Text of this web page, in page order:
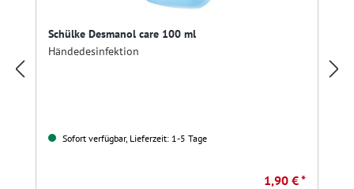
Schülke Desmanol care 100 ml
Händedesinfektion
Sofort verfügbar, Lieferzeit: 1-5 Tage
1,90 € *